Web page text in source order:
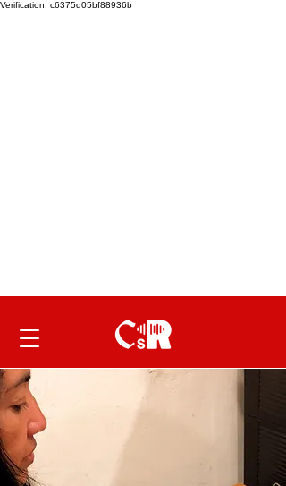
Verification: c6375d05bf88936b